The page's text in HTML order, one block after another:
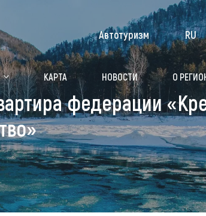
форум
заняться
событий
маршрут
КАРТА НОВОСТИ О
Автотуризм RU
федерации